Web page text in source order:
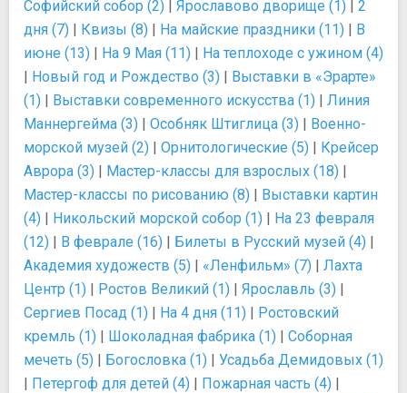
Софийский собор (2) Ярославово дворище (1)
2
дня (7) | Квизы (8) | На майские праздники (11) | В
июне (13) | На 9 Мая (11) | На теплоходе с ужином (4)
| Новый год и Рождество (3) | Выставки в «Эрарте»
(1) | Выставки современного искусства (1) | Линия
Маннергейма (3) | Особняк Штиглица (3) | Военно-
морской музей (2) | Орнитологические (5) | Крейсер
Аврора (3) | Мастер-классы для взрослых (18) |
Мастер-классы по рисованию (8) | Выставки картин
(4) | Никольский морской собор (1) | На 23 февраля
(12) | В феврале (16) | Билеты в Русский музей (4) |
Академия художеств (5) | «Ленфильм» (7) | Лахта
Центр (1) | Ростов Великий (1) | Ярославль (3) |
Сергиев Посад (1) | На 4 дня (11) | Ростовский
кремль (1) | Шоколадная фабрика (1) | Соборная
мечеть (5) | Богословка (1) | Усадьба Демидовых (1)
| Петергоф для детей (4) | Пожарная часть (4) |